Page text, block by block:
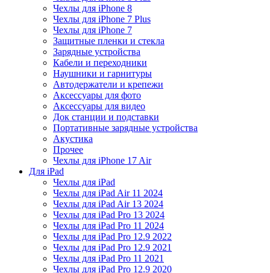
Чехлы для iPhone 8
Чехлы для iPhone 7 Plus
Чехлы для iPhone 7
Защитные пленки и стекла
Зарядные устройства
Кабели и переходники
Наушники и гарнитуры
Автодержатели и крепежи
Аксессуары для фото
Аксессуары для видео
Док станции и подставки
Портативные зарядные устройства
Акустика
Прочее
Чехлы для iPhone 17 Air
Для iPad
Чехлы для iPad
Чехлы для iPad Air 11 2024
Чехлы для iPad Air 13 2024
Чехлы для iPad Pro 13 2024
Чехлы для iPad Pro 11 2024
Чехлы для iPad Pro 12.9 2022
Чехлы для iPad Pro 12.9 2021
Чехлы для iPad Pro 11 2021
Чехлы для iPad Pro 12.9 2020